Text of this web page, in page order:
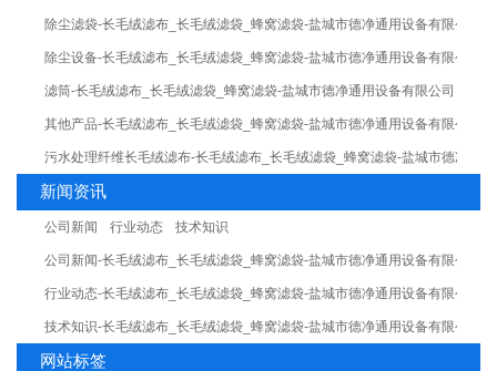
除尘滤袋-长毛绒滤布_长毛绒滤袋_蜂窝滤袋-盐城市德净通用设备有限公司
除尘设备-长毛绒滤布_长毛绒滤袋_蜂窝滤袋-盐城市德净通用设备有限公司
滤筒-长毛绒滤布_长毛绒滤袋_蜂窝滤袋-盐城市德净通用设备有限公司
其他产品-长毛绒滤布_长毛绒滤袋_蜂窝滤袋-盐城市德净通用设备有限公司
污水处理纤维长毛绒滤布-长毛绒滤布_长毛绒滤袋_蜂窝滤袋-盐城市德净通
新闻资讯
公司新闻 行业动态 技术知识
公司新闻-长毛绒滤布_长毛绒滤袋_蜂窝滤袋-盐城市德净通用设备有限公司
行业动态-长毛绒滤布_长毛绒滤袋_蜂窝滤袋-盐城市德净通用设备有限公司
技术知识-长毛绒滤布_长毛绒滤袋_蜂窝滤袋-盐城市德净通用设备有限公司
网站标签